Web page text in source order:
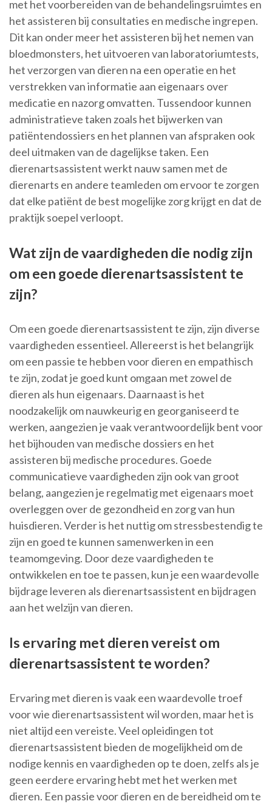
met het voorbereiden van de behandelingsruimtes en
het assisteren bij consultaties en medische ingrepen.
Dit kan onder meer het assisteren bij het nemen van
bloedmonsters, het uitvoeren van laboratoriumtests,
het verzorgen van dieren na een operatie en het
verstrekken van informatie aan eigenaars over
medicatie en nazorg omvatten. Tussendoor kunnen
administratieve taken zoals het bijwerken van
patiëntendossiers en het plannen van afspraken ook
deel uitmaken van de dagelijkse taken. Een
dierenartsassistent werkt nauw samen met de
dierenarts en andere teamleden om ervoor te zorgen
dat elke patiënt de best mogelijke zorg krijgt en dat de
praktijk soepel verloopt.
Wat zijn de vaardigheden die nodig zijn
om een goede dierenartsassistent te
zijn?
Om een goede dierenartsassistent te zijn, zijn diverse
vaardigheden essentieel. Allereerst is het belangrijk
om een passie te hebben voor dieren en empathisch
te zijn, zodat je goed kunt omgaan met zowel de
dieren als hun eigenaars. Daarnaast is het
noodzakelijk om nauwkeurig en georganiseerd te
werken, aangezien je vaak verantwoordelijk bent voor
het bijhouden van medische dossiers en het
assisteren bij medische procedures. Goede
communicatieve vaardigheden zijn ook van groot
belang, aangezien je regelmatig met eigenaars moet
overleggen over de gezondheid en zorg van hun
huisdieren. Verder is het nuttig om stressbestendig te
zijn en goed te kunnen samenwerken in een
teamomgeving. Door deze vaardigheden te
ontwikkelen en toe te passen, kun je een waardevolle
bijdrage leveren als dierenartsassistent en bijdragen
aan het welzijn van dieren.
Is ervaring met dieren vereist om
dierenartsassistent te worden?
Ervaring met dieren is vaak een waardevolle troef
voor wie dierenartsassistent wil worden, maar het is
niet altijd een vereiste. Veel opleidingen tot
dierenartsassistent bieden de mogelijkheid om de
nodige kennis en vaardigheden op te doen, zelfs als je
geen eerdere ervaring hebt met het werken met
dieren. Een passie voor dieren en de bereidheid om te